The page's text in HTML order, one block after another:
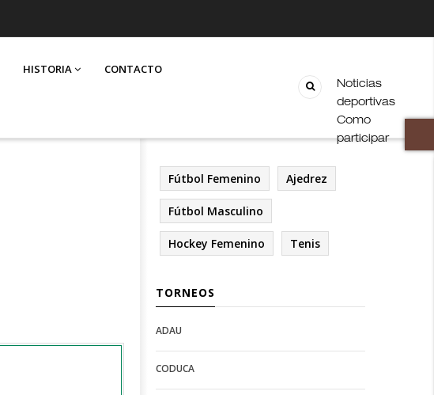
HISTORIA CONTACTO
Noticias
deportivas
Como
participar
Fútbol Femenino Ajedrez
Fútbol Masculino
Hockey Femenino Tenis
TORNEOS
Open
Deportes
configuration
options
Open
configuration
options
ADAU
CODUCA